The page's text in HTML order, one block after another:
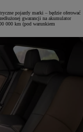
pojazdy marki – będzie oferować
gwarancji na akumulator
000 km (pod warunkiem